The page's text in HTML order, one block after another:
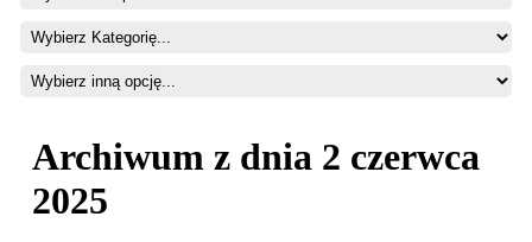
Archiwum z dnia 2 czerwca
2025